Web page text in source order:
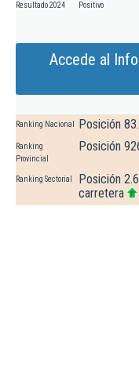
Resultado 2024 Positivo
Accede al
Ranking Nacional Posición
Ranking
Provincial
Posición
Ranking Sectorial
Posición
carretera